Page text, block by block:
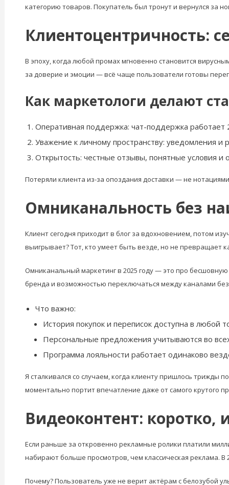
категорию товаров. Покупатель был тронут и вернулся за
Клиентоцентричность:
В эпоху, когда любой промах мгновенно становится
за доверие и эмоции — всё чаще пользователи готовы
Как маркетологи делают
Оперативная поддержка: чат-поддержка
Уважение к личному пространству: уведомления и
Открытость: честные отзывы, понятные условия и
Потеряли клиента из-за опоздания доставки — не
Омниканальность без
Клиент сегодня приходит в блог за вдохновением, потом
выигрывает? Тот, кто умеет быть везде, но не превращает
Омниканальный маркетинг в 2025 году — это про
бренда и возможностью переключаться между каналами
Что важно:
История покупок и переписок доступна в любой
Персональные предложения учитываются во
Программа лояльности работает одинаково
Я сталкивался со случаем, когда клиенту пришлось
моментально портит впечатление даже от самого крутого
Видеоконтент: коротко,
Если раньше за откровенно рекламные ролики платили
набирают больше просмотров, чем классическая реклама.
Почему? Пользователь уже не верит актёрам с белозубой